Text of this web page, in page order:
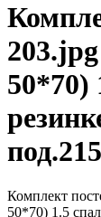
50*70)
Комплект
50*70) 1.5